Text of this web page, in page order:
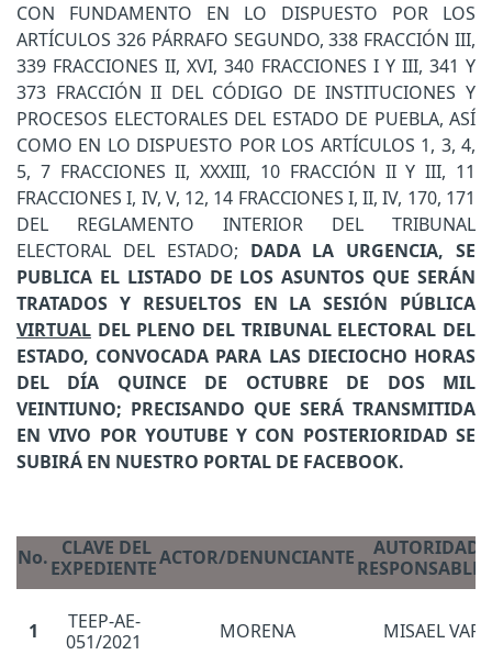
CON FUNDAMENTO EN LO DISPUESTO POR LOS
ARTÍCULOS 326 PÁRRAFO SEGUNDO, 338 FRACCIÓN III,
339 FRACCIONES II, XVI, 340 FRACCIONES I Y III, 341 Y
373 FRACCIÓN II DEL CÓDIGO DE INSTITUCIONES Y
PROCESOS ELECTORALES DEL ESTADO DE PUEBLA, ASÍ
COMO EN LO DISPUESTO POR LOS ARTÍCULOS 1, 3, 4,
5, 7 FRACCIONES II, XXXIII, 10 FRACCIÓN II Y III, 11
FRACCIONES I, IV, V, 12, 14 FRACCIONES I, II, IV, 170, 171
DEL REGLAMENTO INTERIOR DEL TRIBUNAL
ELECTORAL DEL ESTADO; DADA LA URGENCIA, SE
PUBLICA EL LISTADO DE LOS ASUNTOS QUE SERÁN
TRATADOS Y RESUELTOS EN LA SESIÓN PÚBLICA
VIRTUAL DEL PLENO DEL TRIBUNAL ELECTORAL DEL
ESTADO, CONVOCADA PARA LAS DIECIOCHO HORAS
DEL DÍA QUINCE DE OCTUBRE DE DOS MIL
VEINTIUNO; PRECISANDO QUE SERÁ TRANSMITIDA
EN VIVO POR YOUTUBE Y CON POSTERIORIDAD SE
SUBIRÁ EN NUESTRO PORTAL DE FACEBOOK.
No.
CLAVE DEL
EXPEDIENTEACTOR/DENUNCIANTE
AUTORIDAD
1
TEEP-AE-
051/2021
MORENA MISAEL